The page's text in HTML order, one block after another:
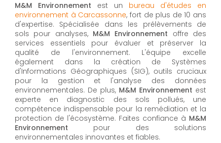
M&M Environnement est un bureau d'études en
environnement à Carcassonne, fort de plus de 10 ans
d'expertise. Spécialisée dans les prélèvements de
sols pour analyses, M&M Environnement offre des
services essentiels pour évaluer et préserver la
qualité de l'environnement. L'équipe excelle
également dans la création de Systèmes
d'Informations Géographiques (SIG), outils cruciaux
pour la gestion et l'analyse des données
environnementales. De plus, M&M Environnement est
experte en diagnostic des sols pollués, une
compétence indispensable pour la remédiation et la
protection de l'écosystème. Faites confiance à M&M
Environnement pour des solutions
environnementales innovantes et fiables.